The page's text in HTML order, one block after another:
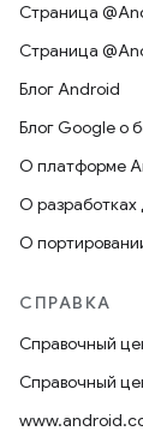
Страница
Страница
Блог Android
Блог Google о
О платформе
О
О
СПРАВКА
Справочный
Справочный